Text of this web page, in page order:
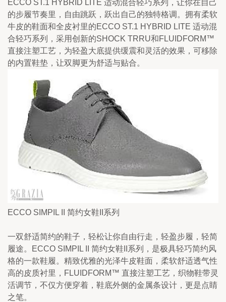
ECCO ST.1 HYBRID LITE 适动混合轻巧系列，让你在自己
的步履节奏里，自由跳跃，跃出自己的独特格调。拥有柔软
牛皮的鞋面和全皮衬里的ECCO ST.1 HYBRID LITE 适动混
合轻巧系列，采用创新的SHOCK TRRU和FLUIDFORM™
直接注塑工艺，为轻盈大底提供缓震和灵活的效果，可移除
的内置鞋垫，让双脚更为舒适与贴合。
ECCO SIMPIL II 简约女鞋II系列
一双舒适简约的鞋子，轻松让你自由行走，轻盈步履，轻简
履途。ECCO SIMPIL II 简约女鞋II系列，是极具轻巧简约风
格的一款鞋履。精致优雅的光泽牛皮鞋面，柔软舒适透气性
高的皮质衬里，FLUIDFORM™ 直接注塑工艺，织物鞋带灵
活调节，不仅方便穿着，鞋底外侧的金属条设计，更是点睛
之笔。